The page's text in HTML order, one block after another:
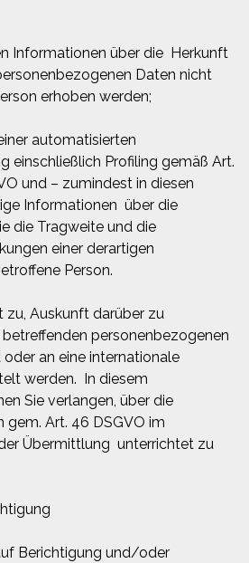
über die Herkunft
Daten nicht
erhoben werden;
automatisierten
einschließlich Profiling gemäß Art.
und – zumindest in diesen
Informationen über die
die Tragweite und die
einer derartigen
Person.
zu, Auskunft darüber zu
personenbezogenen
an eine internationale
werden. In diesem
Sie verlangen, über die
Art. 46 DSGVO im
Übermittlung unterrichtet zu
Berichtigung und/oder